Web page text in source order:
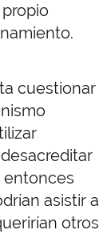
cuestionar
entonces
asistir a
otros